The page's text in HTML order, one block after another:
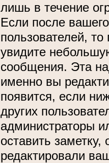
лишь в течение
Если после
пользователей,
увидите
сообщения. Эта
именно вы
появится, если
других
администраторы
оставить заметку,
редактировали